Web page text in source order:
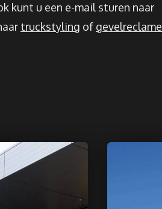
kunt u een e-mail sturen naar
truckstyling of gevelreclame